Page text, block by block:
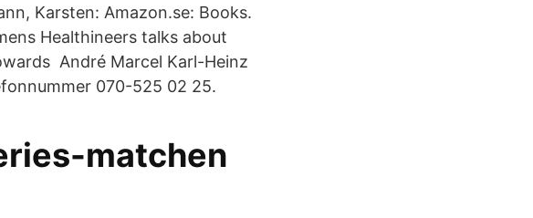
Karsten: Amazon.se: Books.
Healthineers talks about
André Marcel Karl-Heinz
070-525 02 25.
matchen